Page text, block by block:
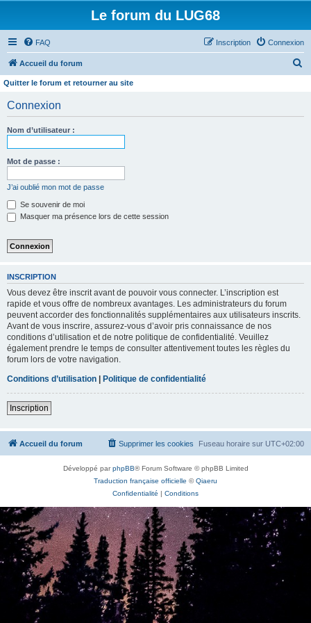
Le forum du LUG68
FAQ Connexion
Inscription
Accueil du forum
Quitter le forum et retourner au site
Connexion
Nom d’utilisateur :
Mot de passe :
J’ai oublié mon mot de passe
Se souvenir de moi
Masquer ma présence lors de cette session
INSCRIPTION
Vous devez être inscrit avant de pouvoir vous connecter. L’inscription est
rapide et vous offre de nombreux avantages. Les administrateurs du forum
peuvent accorder des fonctionnalités supplémentaires aux utilisateurs inscrits.
Avant de vous inscrire, assurez-vous d’avoir pris connaissance de nos
conditions d’utilisation et de notre politique de confidentialité. Veuillez
également prendre le temps de consulter attentivement toutes les règles du
forum lors de votre navigation.
Conditions d’utilisation
Politique de confidentialité
Inscription
Accueil du forum Fuseau horaire sur UTC+02:00
Supprimer les cookies
Développé parphpBB® Forum Software © phpBB Limited
Traduction française officielle ©Qiaeru
Confidentialité | Conditions